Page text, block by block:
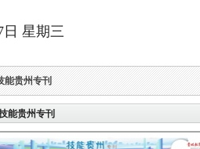
日 星期三
能贵州专刊
能贵州专刊